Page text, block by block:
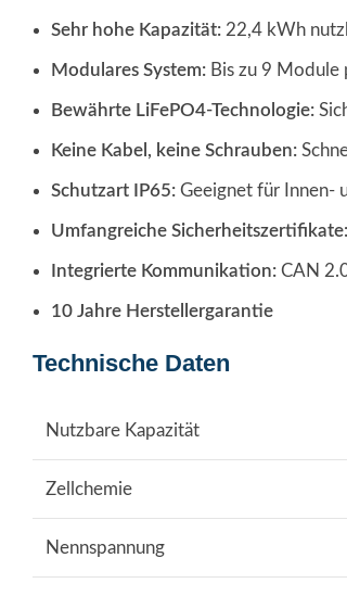
Sehr hohe Kapazität: 22,4 kWh
Modulares System: Bis zu 9 Module
Bewährte LiFePO4-Technologie:
Keine Kabel, keine Schrauben:
Schutzart IP65: Geeignet für Innen-
Umfangreiche Sicherheitszertifikate:
Integrierte Kommunikation: CAN
10 Jahre Herstellergarantie
Technische Daten
Nutzbare Kapazität
Zellchemie
Nennspannung